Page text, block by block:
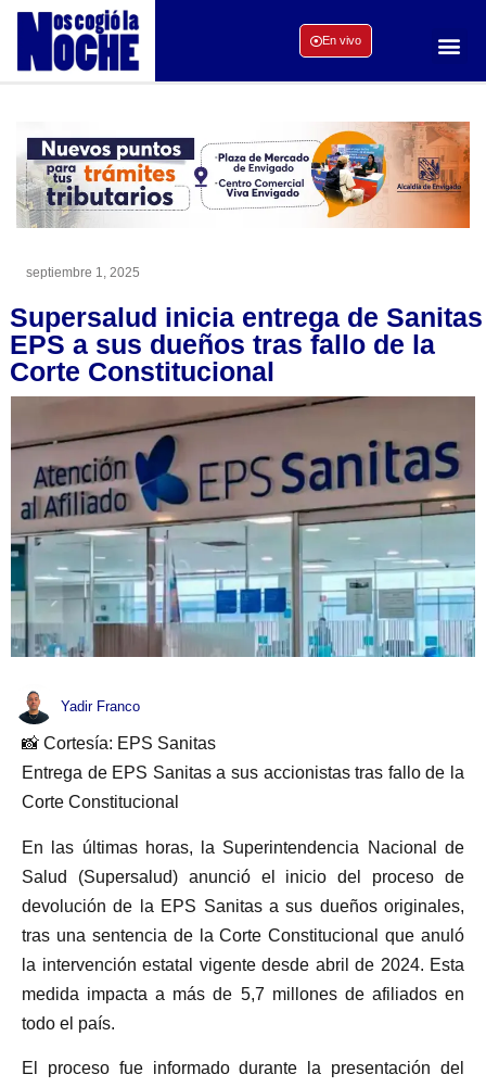
En vivo
septiembre 1, 2025
Supersalud inicia entrega de Sanitas
EPS a sus dueños tras fallo de la
Corte Constitucional
Yadir Franco
📸 Cortesía: EPS Sanitas
Entrega de EPS Sanitas a sus accionistas tras fallo de la
Corte Constitucional
En las últimas horas, la Superintendencia Nacional de
Salud (Supersalud) anunció el inicio del proceso de
devolución de la EPS Sanitas a sus dueños originales,
tras una sentencia de la Corte Constitucional que anuló
la intervención estatal vigente desde abril de 2024. Esta
medida impacta a más de 5,7 millones de afiliados en
todo el país.
El proceso fue informado durante la presentación del